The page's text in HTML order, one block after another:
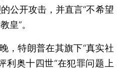
公开攻击，并直言“不希望
皇”。
特朗普在其旗下“真实社
利奥十四世“在犯罪问题上